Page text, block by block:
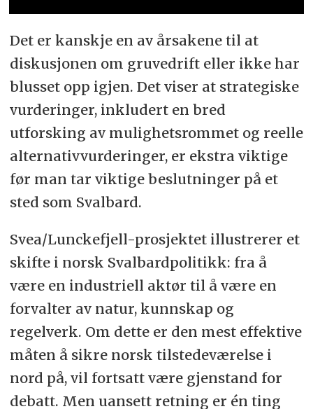
Det er kanskje en av årsakene til at
diskusjonen om gruvedrift eller ikke har
blusset opp igjen. Det viser at strategiske
vurderinger, inkludert en bred
utforsking av mulighetsrommet og reelle
alternativvurderinger, er ekstra viktige
før man tar viktige beslutninger på et
sted som Svalbard.
Svea/Lunckefjell-prosjektet illustrerer et
skifte i norsk Svalbardpolitikk: fra å
være en industriell aktør til å være en
forvalter av natur, kunnskap og
regelverk. Om dette er den mest effektive
måten å sikre norsk tilstedeværelse i
nord på, vil fortsatt være gjenstand for
debatt. Men uansett retning er én ting